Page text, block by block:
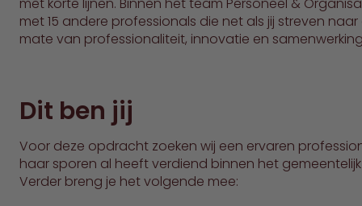
met 15 andere professionals die net als jij streven
mate van professionaliteit, innovatie en
Dit ben jij
Voor deze opdracht zoeken wij een ervaren
haar sporen al heeft verdiend binnen het
Verder breng je het volgende mee: